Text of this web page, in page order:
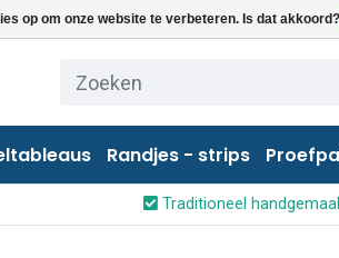
op om onze website te verbeteren. Is dat akkoord?
Randjes - strips
Traditioneel